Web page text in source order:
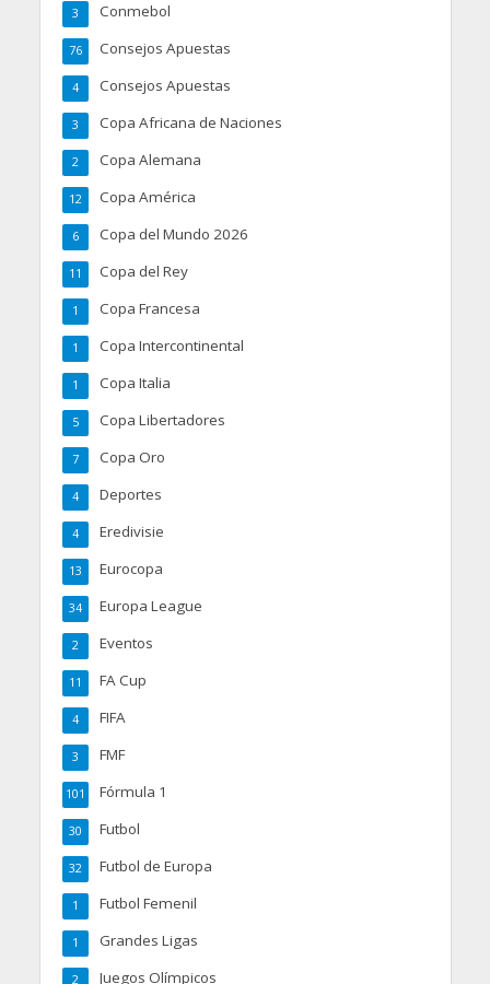
Conmebol
3
Consejos Apuestas
76
Consejos Apuestas
4
Copa Africana de Naciones
3
Copa Alemana
2
Copa América
12
Copa del Mundo 2026
6
Copa del Rey
11
Copa Francesa
1
Copa Intercontinental
1
Copa Italia
1
Copa Libertadores
5
Copa Oro
7
Deportes
4
Eredivisie
4
Eurocopa
13
Europa League
34
Eventos
2
FA Cup
11
FIFA
4
FMF
3
Fórmula 1
101
Futbol
30
Futbol de Europa
32
Futbol Femenil
1
Grandes Ligas
1
Juegos Olímpicos
2